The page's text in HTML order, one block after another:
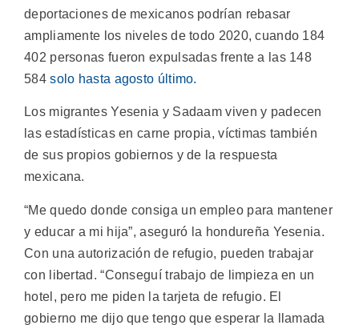
deportaciones de mexicanos podrían rebasar
ampliamente los niveles de todo 2020, cuando 184
402 personas fueron expulsadas frente a las 148
584solo hasta agosto último.
Los migrantes Yesenia y Sadaam viven y padecen
las estadísticas en carne propia, víctimas también
de sus propios gobiernos y de la respuesta
mexicana.
“Me quedo donde consiga un empleo para mantener
y educar a mi hija”, aseguró la hondureña Yesenia.
Con una autorización de refugio, pueden trabajar
con libertad. “Conseguí trabajo de limpieza en un
hotel, pero me piden la tarjeta de refugio. El
gobierno me dijo que tengo que esperar la llamada